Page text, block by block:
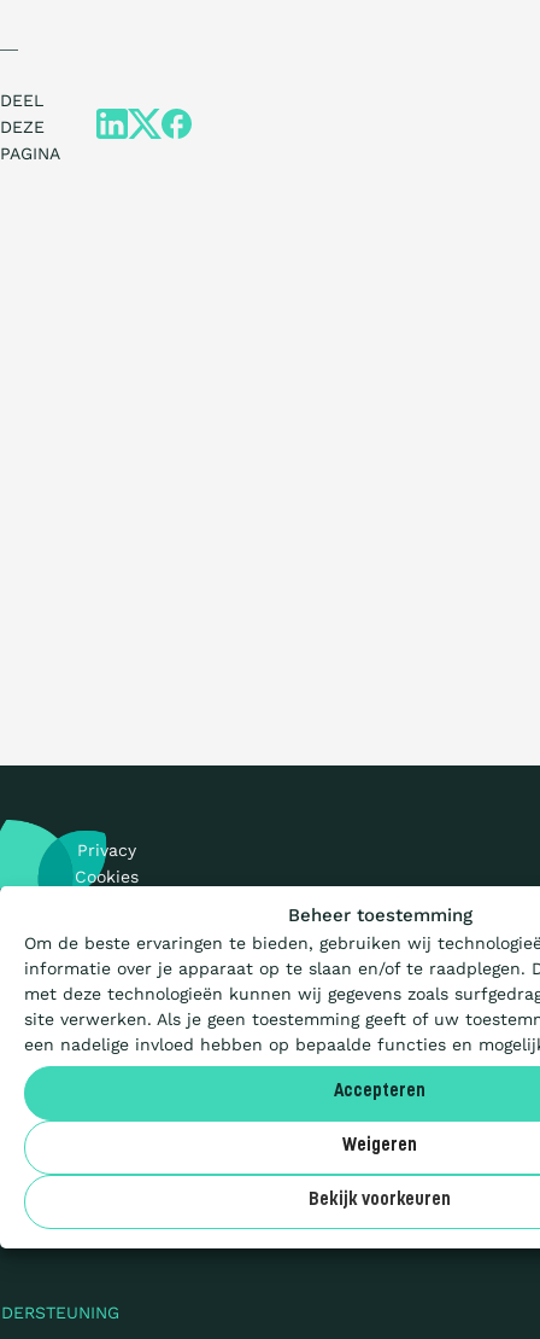
Beheer toestemming
Om de beste ervaringen te bieden, gebruiken wij
informatie over je apparaat op te slaan en/of te raadplegen.
met deze technologieën kunnen wij gegevens zoals
site verwerken. Als je geen toestemming geeft of uw
een nadelige invloed hebben op bepaalde functies en
Accepteren
Weigeren
Bekijk voorkeuren
DEEL
DEZE
PAGINA
initiatief van
7a
NA Utrecht
(0)30 711 6800
© 2026 CO₂-
Prestatieladder
Privacy
Cookies
Wat is de Ladder?
Certificeren
Aanbesteden
Deelnemers
Over ons